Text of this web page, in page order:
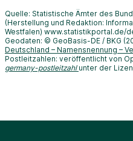
Quelle: Statistische Ämter des
(Herstellung und Redaktion:
Westfalen) www.statistikportal.de/
Geodaten: © GeoBasis-DE / BKG
Deutschland – Namensnennung –
Postleitzahlen: veröffentlicht von
germany-postleitzahl unter der